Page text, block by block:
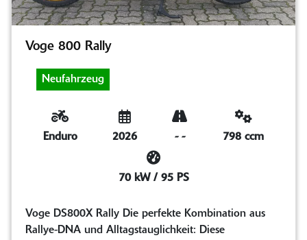
Voge 800 Rally
Neufahrzeug
Enduro 2026 - - 798 ccm
70 kW / 95 PS
Voge DS800X Rally Die perfekte Kombination aus
Rallye-DNA und Alltagstauglichkeit: Diese